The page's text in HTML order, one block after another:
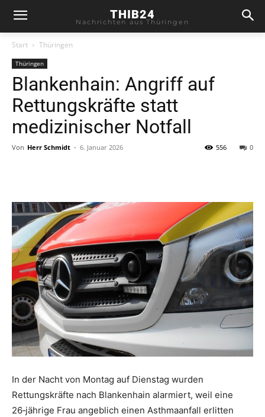
THIB24
Nachrichten aus Thüringen
Start Thüringen
Thüringen
Blankenhain: Angriff auf
Rettungskräfte statt
medizinischer Notfall
Von Herr Schmidt - 6. Januar 2026 0
556
In der Nacht von Montag auf Dienstag wurden
Rettungskräfte nach Blankenhain alarmiert, weil eine
26‑jährige Frau angeblich einen Asthmaanfall erlitten